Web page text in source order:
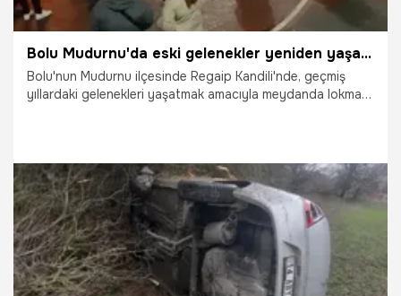
Bolu Mudurnu'da eski gelenekler yeniden yaşatılıyor
Bolu'nun Mudurnu ilçesinde Regaip Kandili'nde, geçmiş
yıllardaki gelenekleri yaşatmak amacıyla meydanda lokma
25.12.2025 Gündem